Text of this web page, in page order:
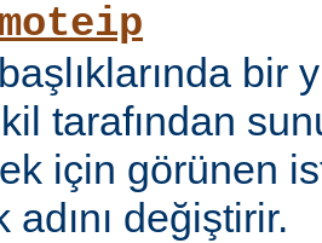
bir
tarafından
için görünen
adını değiştirir.